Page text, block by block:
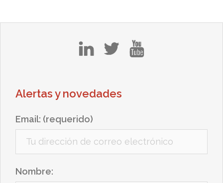
Alertas y novedades
Email: (requerido)
Nombre: